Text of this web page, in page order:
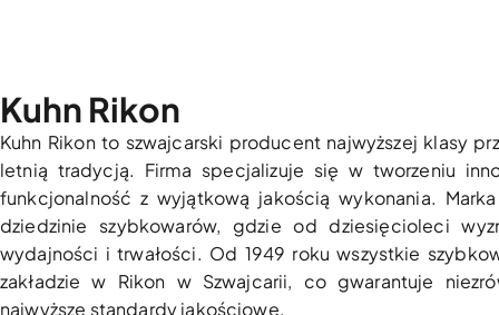
Kuhn Rikon
Kuhn Rikon to szwajcarski producent najwyższej klasy
letnią tradycją. Firma specjalizuje się w tworzeniu
funkcjonalność z wyjątkową jakością wykonania.
dziedzinie szybkowarów, gdzie od dziesięcioleci
wydajności i trwałości. Od 1949 roku wszystkie
zakładzie w Rikon w Szwajcarii, co gwarantuje
najwyższe standardy jakościowe.